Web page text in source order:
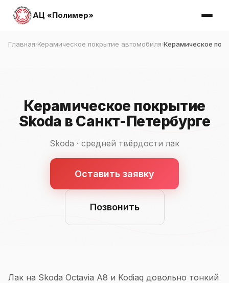
АЦ «Полимер»
Главная›Керамическое покрытие автомобиля›Керамическое
Керамическое покрытие
Skoda в Санкт-Петербурге
Skoda · средней твёрдости лак
Оставить заявку
Позвонить
Лак на Skoda Octavia A8 и Kodiaq довольно тонкий